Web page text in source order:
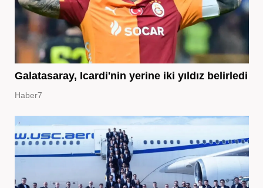
Galatasaray, Icardi'nin yerine iki yıldız belirledi
Haber7